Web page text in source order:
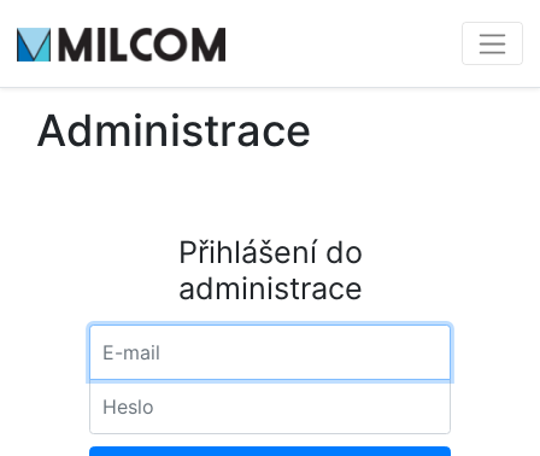
Administrace
Přihlášení do
administrace
Heslo